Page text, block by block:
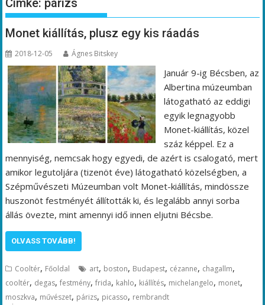
Címke: párizs
Monet kiállítás, plusz egy kis ráadás
2018-12-05 Ágnes Bitskey
Január 9-ig Bécsben, az
Albertina múzeumban
látogatható az eddigi
egyik legnagyobb
Monet-kiállítás, közel
száz képpel. Ez a
mennyiség, nemcsak hogy egyedi, de azért is csalogató, mert
amikor legutoljára (tizenöt éve) látogatható közelségben, a
Szépművészeti Múzeumban volt Monet-kiállítás, mindössze
huszonöt festményét állították ki, és legalább annyi sorba
állás övezte, mint amennyi idő innen eljutni Bécsbe.
OLVASS TOVÁBB!
Cooltér, Főoldal art, boston, Budapest, cézanne, chagallm,
cooltér, degas,festmény,frida, kahlo, kiállítés, michelangelo, monet,
moszkva, művészet, párizs, picasso, rembrandt